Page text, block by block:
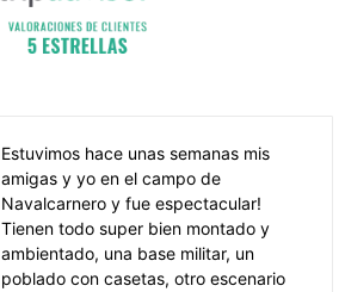
Estuvimos hace unas semanas mis
amigas y yo en el campo de
Navalcarnero y fue espectacular!
Tienen todo super bien montado y
ambientado, una base militar, un
poblado con casetas, otro escenario